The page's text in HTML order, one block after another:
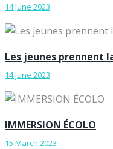
14 June 2023
Les jeunes prennent
14 June 2023
IMMERSION ÉCOLO
15 March 2023